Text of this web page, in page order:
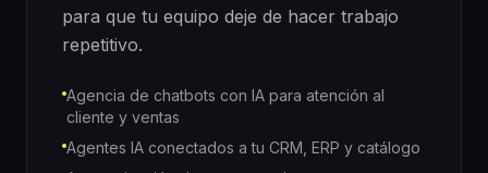
para que tu equipo deje de hacer trabajo
repetitivo.
Agencia de chatbots con IA para atención al
cliente y ventas
Agentes IA conectados a tu CRM, ERP y catálogo